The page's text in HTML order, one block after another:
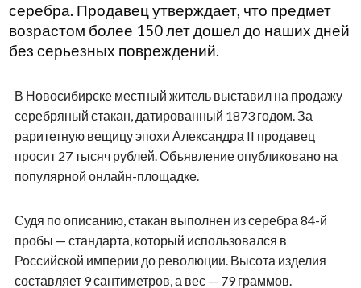
серебра. Продавец утверждает, что предмет
возрастом более 150 лет дошел до наших дней
без серьезных повреждений.
В Новосибирске местный житель выставил на продажу
серебряный стакан, датированный 1873 годом. За
раритетную вещицу эпохи Александра II продавец
просит 27 тысяч рублей. Объявление опубликовано на
популярной онлайн-площадке.
Судя по описанию, стакан выполнен из серебра 84-й
пробы — стандарта, который использовался в
Российской империи до революции. Высота изделия
составляет 9 сантиметров, а вес — 79 граммов.